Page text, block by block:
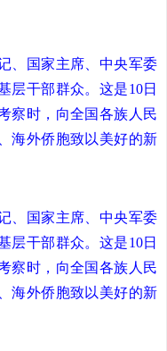
、国家主席、中央军委
层干部群众。这是10日
察时，向全国各族人民
海外侨胞致以美好的新
、国家主席、中央军委
层干部群众。这是10日
察时，向全国各族人民
海外侨胞致以美好的新